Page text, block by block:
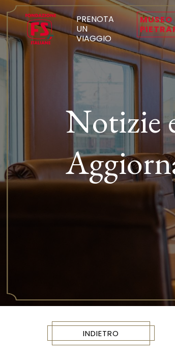
PRENOTA
UN
VIAGGIO
MUSEO
Notizie
INDIETRO